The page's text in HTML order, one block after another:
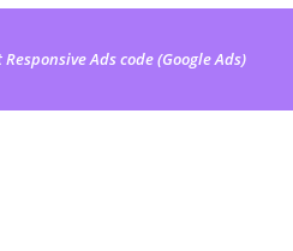
Responsive Ads code (Google Ads)